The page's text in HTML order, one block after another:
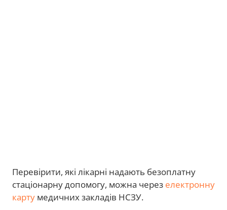
Перевірити, які лікарні надають безоплатну
стаціонарну допомогу, можна через електронну
карту медичних закладів НСЗУ.